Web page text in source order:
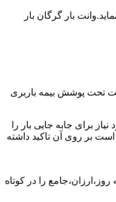
بار گرگان بار
تحت پوشش بیمه باربری
برای جابه جایی بار را
بر روی آن تاکید داشته
را در کوتاه